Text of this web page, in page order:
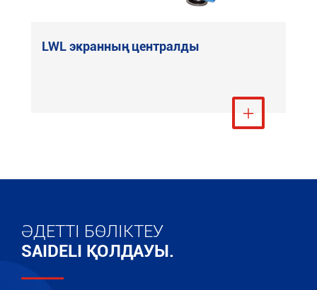
LWL экранның централды
Тағы қарау

ӘДЕТТІ БӨЛІКТЕУ
SAIDELI ҚОЛДАУЫ.